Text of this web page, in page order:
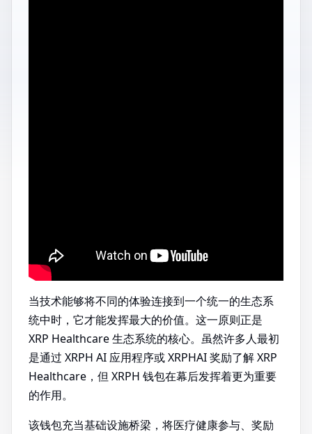
当技术能够将不同的体验连接到一个统一的生态系
统中时，它才能发挥最大的价值。这一原则正是
XRP Healthcare 生态系统的核心。虽然许多人最初
是通过 XRPH AI 应用程序或 XRPHAI 奖励了解 XRP
Healthcare，但 XRPH 钱包在幕后发挥着更为重要
的作用。
该钱包充当基础设施桥梁，将医疗健康参与、奖励